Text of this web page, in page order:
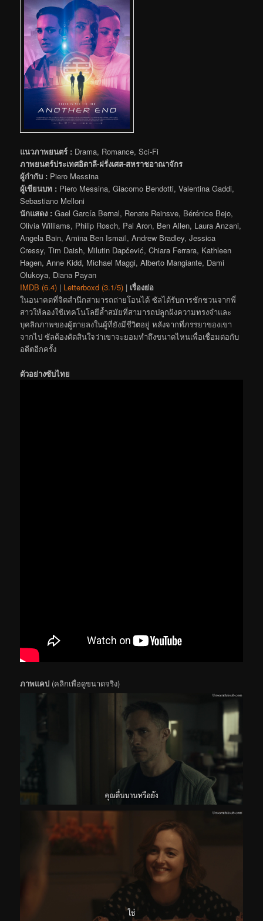
แนวภาพยนตร์ : Drama, Romance, Sci-Fi
ภาพยนตร์ประเทศอิตาลี-ฝรั่งเศส-สหราชอาณาจักร
ผู้กำกับ : Piero Messina
ผู้เขียนบท : Piero Messina, Giacomo Bendotti, Valentina Gaddi,
Sebastiano Melloni
นักแสดง : Gael García Bernal, Renate Reinsve, Bérénice Bejo,
Olivia Williams, Philip Rosch, Pal Aron, Ben Allen, Laura Anzani,
Angela Bain, Amina Ben Ismaïl, Andrew Bradley, Jessica
Cressy, Tim Daish, Milutin Dapčević, Chiara Ferrara, Kathleen
Hagen, Anne Kidd, Michael Maggi, Alberto Mangiante, Dami
Olukoya, Diana Payan
IMDB (6.4) | Letterboxd (3.1/5) | เรื่องย่อ
ในอนาคตที่จิตสำนึกสามารถถ่ายโอนได้ ซัลได้รับการชักชวนจากพี่
สาวให้ลองใช้เทคโนโลยีล้ำสมัยที่สามารถปลูกฝังความทรงจำและ
บุคลิกภาพของผู้ตายลงในผู้ที่ยังมีชีวิตอยู่ หลังจากที่ภรรยาของเขา
จากไป ซัลต้องตัดสินใจว่าเขาจะยอมทำถึงขนาดไหนเพื่อเชื่อมต่อกับ
อดีตอีกครั้ง
ตัวอย่างซับไทย
ภาพแคป (คลิกเพื่อดูขนาดจริง)